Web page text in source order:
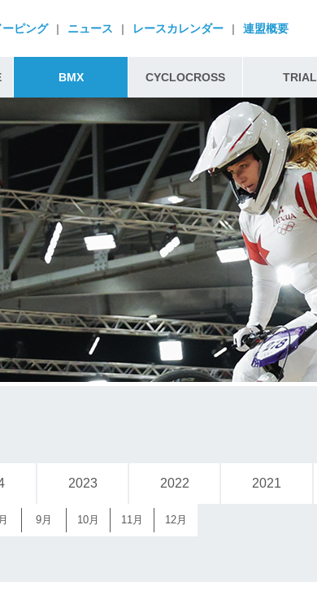
ピング | ニュース | レースカレンダー | 連盟概要
BMX CYCLOCROSS TRIAL
2023 2022 2021
9月 10月 11月 12月